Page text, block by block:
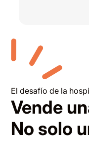
El desafío de la
Vende
No solo